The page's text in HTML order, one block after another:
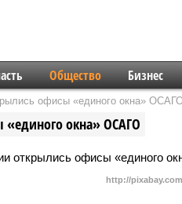
Общество Бизнес
офисы «единого окна»
окна» ОСАГО
http://pixabay.com